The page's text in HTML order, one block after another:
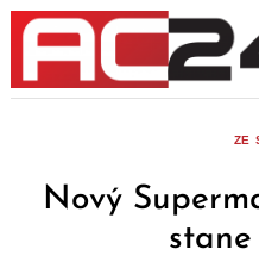
Skip
content
ZE
Nový